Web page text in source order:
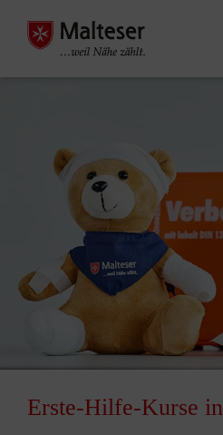
Erste-Hilfe-Kurse